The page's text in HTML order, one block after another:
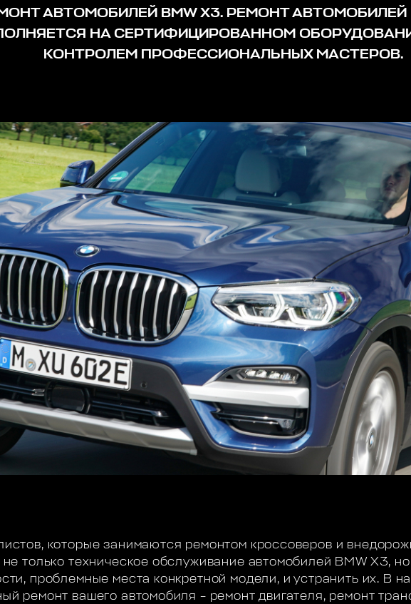
АВТОМОБИЛЕЙ BMW X3. РЕМОНТ АВТОМОБИЛЕЙ
НА СЕРТИФИЦИРОВАННОМ
КОНТРОЛЕМ ПРОФЕССИОНАЛЬНЫХ МАСТЕРОВ.
которые занимаются ремонтом кроссоверов и
только техническое обслуживание автомобилей BMW X3,
проблемные места конкретной модели, и устранить их. В
ремонт вашего автомобиля – ремонт двигателя, ремонт